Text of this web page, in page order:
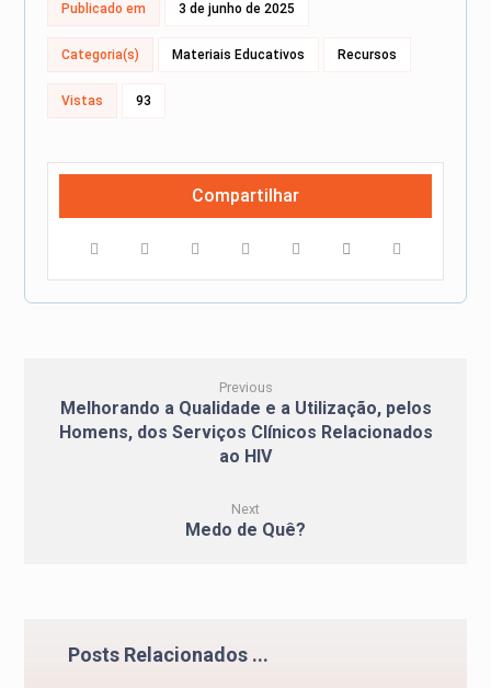
Publicado em 3 de junho de 2025
Categoria(s) Materiais Educativos Recursos
Vistas 93
Previous
Melhorando a Qualidade e a Utilização, pelos
Homens, dos Serviços Clínicos Relacionados
ao HIV
Next
Medo de Quê?
Posts Relacionados ...